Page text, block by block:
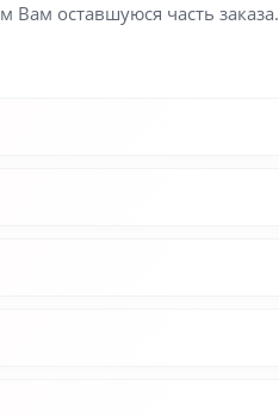
оставшуюся часть заказа.